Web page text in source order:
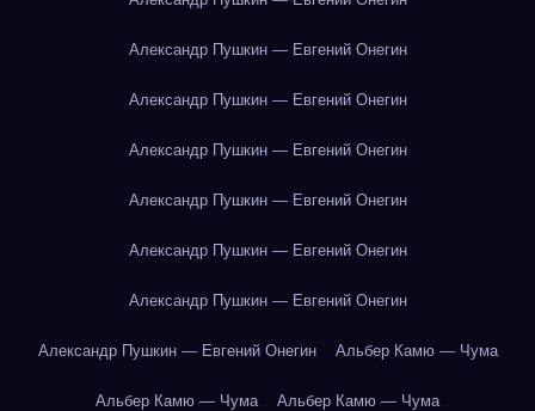
Александр Пушкин — Евгений Онегин
Александр Пушкин — Евгений Онегин
Александр Пушкин — Евгений Онегин
Александр Пушкин — Евгений Онегин
Александр Пушкин — Евгений Онегин
Александр Пушкин — Евгений Онегин
Александр Пушкин — Евгений Онегин Альбер Камю — Чума
Альбер Камю — Чума Альбер Камю — Чума